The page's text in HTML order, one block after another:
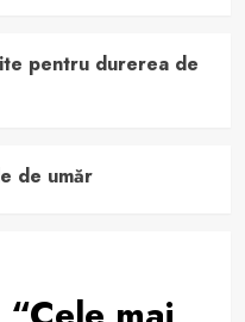
pentru durerea de
de umăr